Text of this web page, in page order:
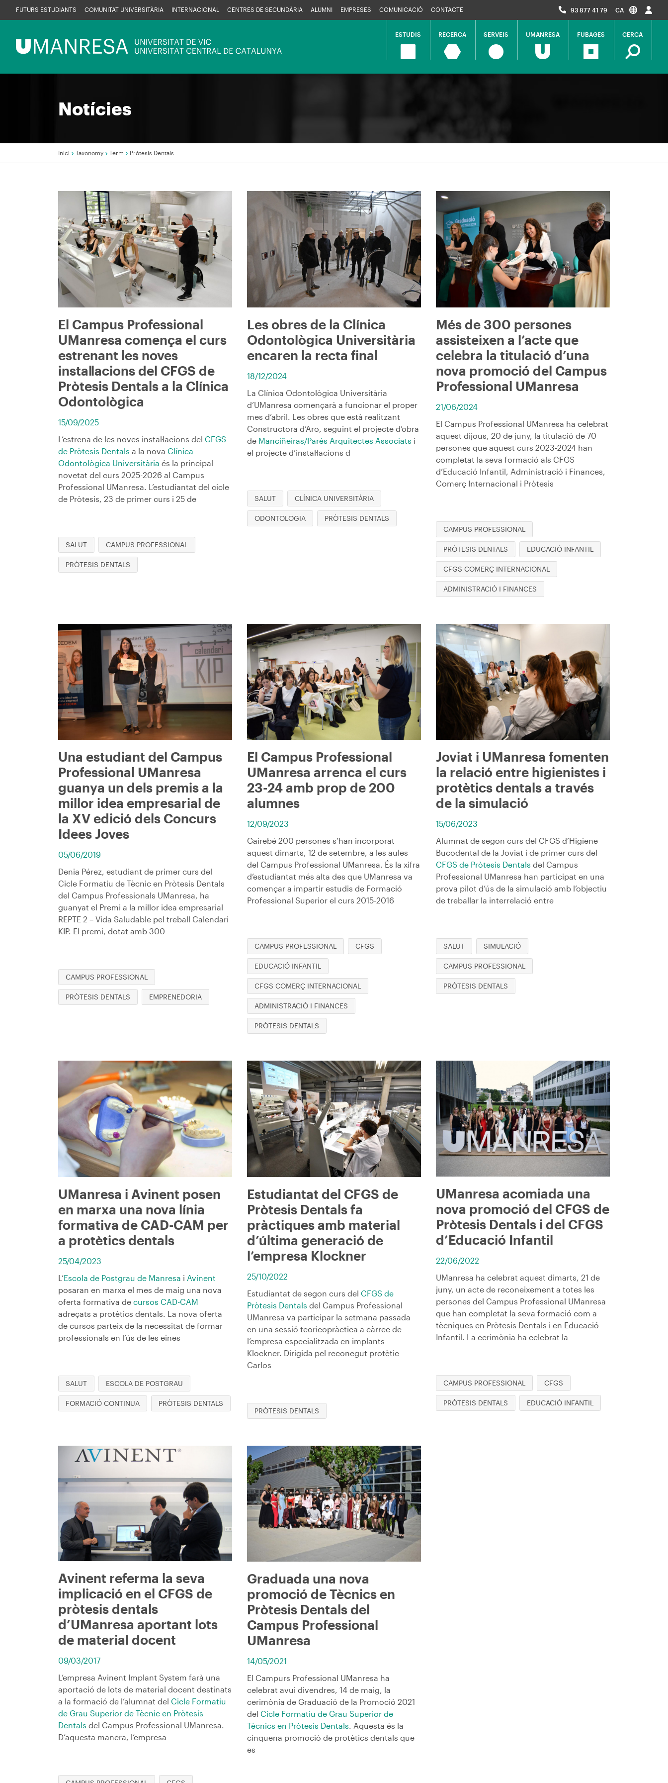
al
Menú
UManresa
FUTURS ESTUDIANTS COMUNITAT UNIVERSITÀRIA INTERNACIONAL CENTRES DE SECUNDÀRIA ALUMNI EMPRESES COMUNICACIÓ CONTACTE 93 877 41 79 CA
Navegació
ESTUDIS RECERCA SERVEIS UMANRESA FUBAGES CERCA
Notícies
d'Ariadna
Inici Taxonomy Term Pròtesis Dentals
Imagen
El Campus Professional
UManresa comença el curs
estrenant les noves
instal·lacions del CFGS de
Pròtesis Dentals a la Clínica
Odontològica
15/09/2025
L’estrena de les noves instal·lacions del CFGS
de Pròtesis Dentals a la nova Clínica
Odontològica Universitària és la principal
novetat del curs 2025-2026 al Campus
Professional UManresa. L’estudiantat del cicle
de Pròtesis, 23 de primer curs i 25 de
SALUT CAMPUS PROFESSIONAL
PRÒTESIS DENTALS
Imagen
Les obres de la Clínica
Odontològica Universitària
encaren la recta final
18/12/2024
La Clínica Odontològica Universitària
d’UManresa començarà a funcionar el proper
mes d’abril. Les obres que està realitzant
Constructora d’Aro, seguint el projecte d’obra
de Manciñeiras/Parés Arquitectes Associats i
el projecte d’instal·lacions d
SALUT CLÍNICA UNIVERSITÀRIA
ODONTOLOGIA PRÒTESIS DENTALS
Imagen
Més de 300 persones
assisteixen a l’acte que
celebra la titulació d’una
nova promoció del Campus
Professional UManresa
21/06/2024
El Campus Professional UManresa ha celebrat
aquest dijous, 20 de juny, la titulació de 70
persones que aquest curs 2023-2024 han
completat la seva formació als CFGS
d’Educació Infantil, Administració i Finances,
Comerç Internacional i Pròtesis
CAMPUS PROFESSIONAL
PRÒTESIS DENTALS EDUCACIÓ INFANTIL
CFGS COMERÇ INTERNACIONAL
ADMINISTRACIÓ I FINANCES
Imagen
Una estudiant del Campus
Professional UManresa
guanya un dels premis a la
millor idea empresarial de
la XV edició dels Concurs
Idees Joves
05/06/2019
Denia Pérez, estudiant de primer curs del
Cicle Formatiu de Tècnic en Pròtesis Dentals
del Campus Professionals UManresa, ha
guanyat el Premi a la millor idea empresarial
REPTE 2 – Vida Saludable pel treball Calendari
KIP. El premi, dotat amb 300
CAMPUS PROFESSIONAL
PRÒTESIS DENTALS EMPRENEDORIA
Imagen
El Campus Professional
UManresa arrenca el curs
23-24 amb prop de 200
alumnes
12/09/2023
Gairebé 200 persones s’han incorporat
aquest dimarts, 12 de setembre, a les aules
del Campus Professional UManresa. És la xifra
d’estudiantat més alta des que UManresa va
començar a impartir estudis de Formació
Professional Superior el curs 2015-2016
CAMPUS PROFESSIONAL CFGS
EDUCACIÓ INFANTIL
CFGS COMERÇ INTERNACIONAL
ADMINISTRACIÓ I FINANCES
PRÒTESIS DENTALS
Imagen
Joviat i UManresa fomenten
la relació entre higienistes i
protètics dentals a través
de la simulació
15/06/2023
Alumnat de segon curs del CFGS d’Higiene
Bucodental de la Joviat i de primer curs del
CFGS de Pròtesis Dentals del Campus
Professional UManresa han participat en una
prova pilot d’ús de la simulació amb l’objectiu
de treballar la interrelació entre
SALUT SIMULACIÓ
CAMPUS PROFESSIONAL
PRÒTESIS DENTALS
Imagen
UManresa i Avinent posen
en marxa una nova línia
formativa de CAD-CAM per
a protètics dentals
25/04/2023
L’Escola de Postgrau de Manresa i Avinent
posaran en marxa el mes de maig una nova
oferta formativa de cursos CAD-CAM
adreçats a protètics dentals. La nova oferta
de cursos parteix de la necessitat de formar
professionals en l’ús de les eines
SALUT ESCOLA DE POSTGRAU
FORMACIÓ CONTINUA PRÒTESIS DENTALS
Imagen
Estudiantat del CFGS de
Pròtesis Dentals fa
pràctiques amb material
d’última generació de
l’empresa Klockner
25/10/2022
Estudiantat de segon curs del CFGS de
Pròtesis Dentals del Campus Professional
UManresa va participar la setmana passada
en una sessió teoricopràctica a càrrec de
l’empresa especialitzada en implants
Klockner. Dirigida pel reconegut protètic
Carlos
PRÒTESIS DENTALS
Imagen
UManresa acomiada una
nova promoció del CFGS de
Pròtesis Dentals i del CFGS
d’Educació Infantil
22/06/2022
UManresa ha celebrat aquest dimarts, 21 de
juny, un acte de reconeixement a totes les
persones del Campus Professional UManresa
que han completat la seva formació com a
tècniques en Pròtesis Dentals i en Educació
Infantil. La cerimònia ha celebrat la
CAMPUS PROFESSIONAL CFGS
PRÒTESIS DENTALS EDUCACIÓ INFANTIL
Imagen
Avinent referma la seva
implicació en el CFGS de
pròtesis dentals
d’UManresa aportant lots
de material docent
09/03/2017
L’empresa Avinent Implant System farà una
aportació de lots de material docent destinats
a la formació de l’alumnat del Cicle Formatiu
de Grau Superior de Tècnic en Pròtesis
Dentals del Campus Professional UManresa.
D’aquesta manera, l’empresa
Imagen
Graduada una nova
promoció de Tècnics en
Pròtesis Dentals del
Campus Professional
UManresa
14/05/2021
El Campurs Professional UManresa ha
celebrat avui divendres, 14 de maig, la
cerimònia de Graduació de la Promoció 2021
del Cicle Formatiu de Grau Superior de
Tècnics en Pròtesis Dentals. Aquesta és la
cinquena promoció de protètics dentals que
es